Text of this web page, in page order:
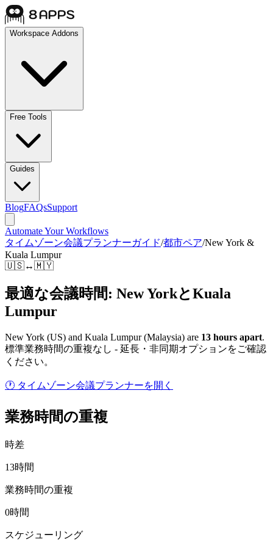
Workspace Addons
Free Tools
Guides
BlogFAQsSupport
Automate Your Workflows
タイムゾーン会議プランナーガイド/都市ペア/New York &
Kuala Lumpur
🇺🇸↔🇲🇾
最適な会議時間: New YorkとKuala
Lumpur
New York (US) and Kuala Lumpur(Malaysia) are 13 hours apart.
標準業務時間の重複なし - 延長・非同期オプションをご確認
ください。
🕐 タイムゾーン会議プランナーを開く
業務時間の重複
時差
13時間
業務時間の重複
0時間
スケジューリング